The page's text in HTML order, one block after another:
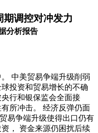
期调控对冲发力
分析报告
中美贸易争端升级削弱
投资和贸易增长的不确
行和银保监会全面接
所冲击。 经济反弹仍面
易争端升级使得出口仍有
， 资金来源仍困扰后续